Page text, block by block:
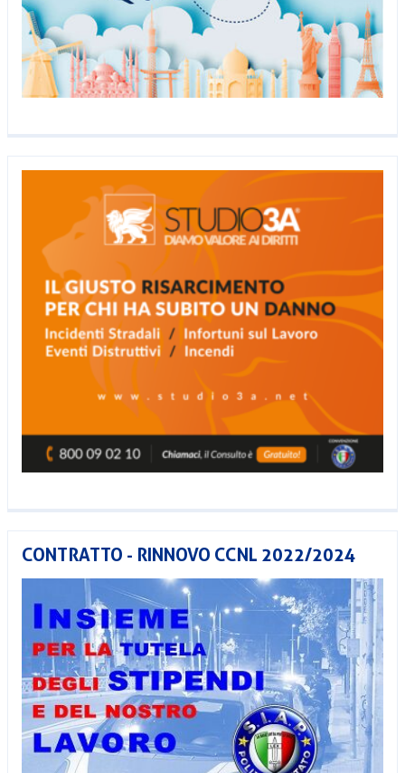
CONTRATTO - RINNOVO CCNL 2022/2024